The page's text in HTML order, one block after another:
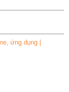
ứng dụng |